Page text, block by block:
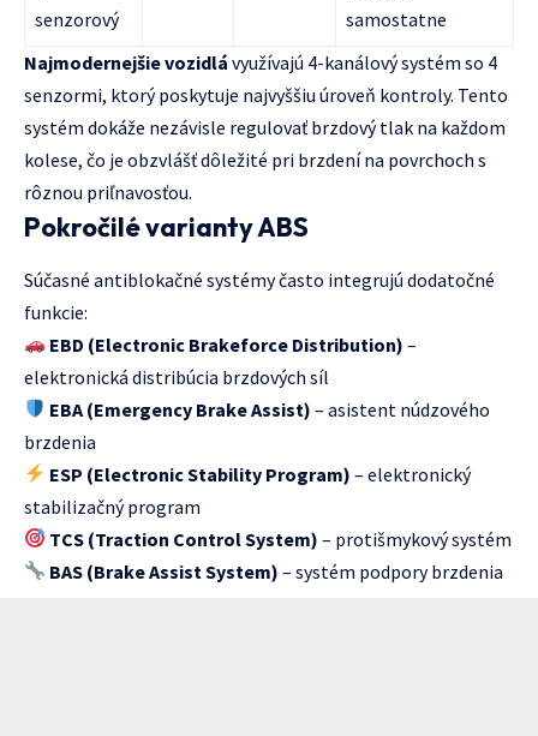
senzorový
samostatne
Najmodernejšie vozidlá využívajú 4-kanálový systém so 4
senzormi, ktorý poskytuje najvyššiu úroveň kontroly. Tento
systém dokáže nezávisle regulovať brzdový tlak na každom
kolese, čo je obzvlášť dôležité pri brzdení na povrchoch s
rôznou priľnavosťou.
Pokročilé varianty ABS
Súčasné antiblokačné systémy často integrujú dodatočné
funkcie:
EBD (Electronic Brakeforce Distribution) –
elektronická distribúcia brzdových síl
EBA (Emergency Brake Assist) – asistent núdzového
brzdenia
ESP (Electronic Stability Program) – elektronický
stabilizačný program
TCS (Traction Control System) – protišmykový systém
BAS (Brake Assist System) – systém podpory brzdenia